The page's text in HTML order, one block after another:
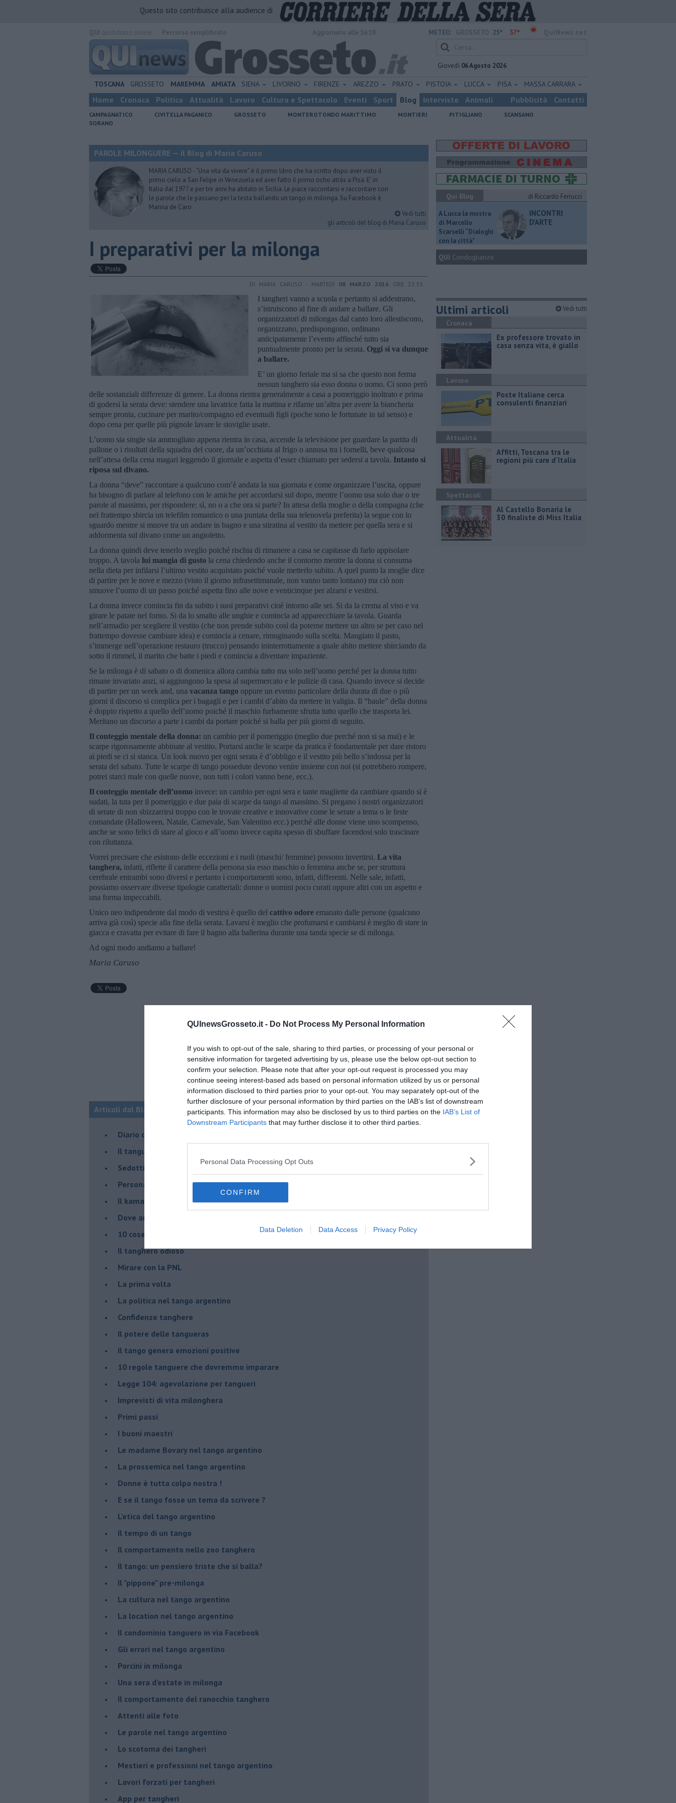
QUInewsGrosseto.it - Do Not Process My Personal Information
If you wish to opt-out of the sale, sharing to third parties, or processing of your personal or
sensitive information for targeted advertising by us, please use the below opt-out section to
confirm your selection. Please note that after your opt-out request is processed you may
continue seeing interest-based ads based on personal information utilized by us or personal
information disclosed to third parties prior to your opt-out. You may separately opt-out of the
further disclosure of your personal information by third parties on the IAB’s list of downstream
participants. This information may also be disclosed by us to third parties on the IAB’s List of
Downstream Participants that may further disclose it to other third parties.
Personal Data Processing Opt Outs
CONFIRM
Data Deletion Data Access Privacy Policy
Questo sito contribuisce alla audience di
METEO: 25° 37°
Giovedì 06 Agosto 2026
TOSCANA GROSSETO MAREMMA AMIATA SIENA LIVORNO FIRENZE AREZZO PRATO PISTOIA LUCCA PISA MASSA CARRARA
Home Cronaca Politica Attualità Lavoro Cultura e Spettacolo Eventi Sport Blog Interviste Animali Pubblicità Contatti
CAMPAGNATICO CIVITELLA PAGANICO GROSSETO MONTEROTONDO MARITTIMO MONTIERI PITIGLIANO
SCANSANO
SORANO
PAROLE MILONGUERE — il Blog di Maria Caruso
MARIA CARUSO - “Una vita da vivere” è il primo libro che ha scritto dopo aver visto il
primo cielo a San Felipe in Venezuela ed aver fatto il primo ocho atràs a Pisa. E' in
Italia dal 1977 e per tre anni ha abitato in Sicilia. Le piace raccontarsi e raccontare con
le parole che le passano per la testa ballando un tango in milonga. Su Facebook è
Marina de Caro
Vedi tutti
gli articoli del blog di Maria Caruso
I preparativi per la milonga
DI MARIA CARUSO - MARTEDÌ 08 MARZO 2016 ORE 22:55
I tangheri vanno a scuola e pertanto si addestrano,
s’istruiscono al fine di andare a ballare. Gli
organizzatori di milongas dal canto loro allestiscono,
organizzano, predispongono, ordinano
anticipatamente l’evento affinché tutto sia
puntualmente pronto per la serata. Oggi si va dunque
a ballare.
E’ un giorno feriale ma si sa che questo non ferma
nessun tanghero sia esso donna o uomo. Ci sono però
delle sostanziali differenze di genere. La donna rientra generalmente a casa a pomeriggio inoltrato e prima
di godersi la serata deve: stendere una lavatrice fatta la mattina e rifarne un’altra per avere la biancheria
sempre pronta, cucinare per marito/compagno ed eventuali figli (poche sono le fortunate in tal senso) e
dopo cena per quelle più pignole lavare le stoviglie usate.
L’uomo sia single sia ammogliato appena rientra in casa, accende la televisione per guardare la partita di
pallone o i risultati della squadra del cuore, da un’occhiata al frigo o annusa tra i fornelli, beve qualcosa
nell’attesa della cena magari leggendo il giornale e aspetta d’esser chiamato per sedersi a tavola. Intanto si
riposa sul divano.
La donna “deve” raccontare a qualcuno com’è andata la sua giornata e come organizzare l’uscita, oppure
ha bisogno di parlare al telefono con le amiche per accordarsi sul dopo, mentre l’uomo usa solo due o tre
parole al massimo, per rispondere: sì, no o a che ora si parte? In attesa della moglie o della compagna (che
nel frattempo sbircia un telefilm romantico o una puntata della sua telenovela preferita) la segue con lo
sguardo mentre si muove tra un andare in bagno e una stiratina al vestito da mettere per quella sera e si
addormenta sul divano come un angioletto.
La donna quindi deve tenerlo sveglio poiché rischia di rimanere a casa se capitasse di farlo appisolare
troppo. A tavola lui mangia di gusto la cena chiedendo anche il contorno mentre la donna si consuma
nella dieta per infilarsi l’ultimo vestito acquistato poiché vuole metterlo subito. A quel punto la moglie dice
di partire per le nove e mezzo (visto il giorno infrasettimanale, non vanno tanto lontano) ma ciò non
smuove l’uomo di un passo poiché aspetta fino alle nove e venticinque per alzarsi e vestirsi.
La donna invece comincia fin da subito i suoi preparativi cioè intorno alle sei. Si da la crema al viso e va
girare le patate nel forno. Si da lo smalto alle unghie e comincia ad apparecchiare la tavola. Guarda
nell’armadio per scegliere il vestito (che non prende subito così da poterne mettere un altro se per caso nel
frattempo dovesse cambiare idea) e comincia a cenare, rimuginando sulla scelta. Mangiato il pasto,
s’immerge nell’operazione restauro (trucco) pensando ininterrottamente a quale abito mettere sbirciando da
sotto il rimmel, il marito che batte i piedi e comincia a diventare impaziente.
Se la milonga è di sabato o di domenica allora cambia tutto ma solo nell’uomo perché per la donna tutto
rimane invariato anzi, si aggiungono la spesa al supermercato e le pulizie di casa. Quando invece si decide
di partire per un week and, una vacanza tango oppure un evento particolare della durata di due o più
giorni il discorso si complica per i bagagli e per i cambi d’abito da mettere in valigia. Il “baule” della donna
è doppio rispetto a quello dell’uomo poiché il maschio furbamente sfrutta tutto quello che trasporta lei.
Meritano un discorso a parte i cambi da portare poiché si balla per più giorni di seguito.
Il conteggio mentale della donna: un cambio per il pomeriggio (meglio due perché non si sa mai) e le
scarpe rigorosamente abbinate al vestito. Portarsi anche le scarpe da pratica è fondamentale per dare ristoro
ai piedi se ci si stanca. Un look nuovo per ogni serata è d’obbligo e il vestito più bello s’indossa per la
serata del sabato. Tutte le scarpe di tango possedute devono venire insieme con noi (si potrebbero rompere,
potrei starci male con quelle nuove, non tutti i colori vanno bene, ecc.).
Il conteggio mentale dell’uomo invece: un cambio per ogni sera e tante magliette da cambiare quando si è
sudati, la tuta per il pomeriggio e due paia di scarpe da tango al massimo. Si pregano i nostri organizzatori
di serate di non sbizzarrirsi troppo con le trovate creative e innovative come le serate a tema o le feste
comandate (Halloween, Natale, Carnevale, San Valentino ecc.) perché alle donne viene uno scompenso,
anche se sono felici di stare al gioco e all’uomo invece capita spesso di sbuffare facendosi solo trascinare
con riluttanza.
Vorrei precisare che esistono delle eccezioni e i ruoli (maschi/ femmine) possono invertirsi. La vita
tanghera, infatti, riflette il carattere della persona sia esso maschio o femmina anche se, per struttura
cerebrale entrambi sono diversi e pertanto i comportamenti sono, infatti, differenti. Nelle sale, infatti,
possiamo osservare diverse tipologie caratteriali: donne o uomini poco curati oppure altri con un aspetto e
una forma impeccabili.
Unico neo indipendente dal modo di vestirsi è quello del cattivo odore emanato dalle persone (qualcuno
arriva già così) specie alla fine della serata. Lavarsi è meglio che profumarsi e cambiarsi è meglio di stare in
giacca e cravatta per evitare di fare il bagno alla ballerina durante una tanda specie se di milonga.
Ad ogni modo andiamo a ballare!
Maria Caruso
Articoli dal Blog “Parole milonguere” di Maria Caruso
Diario di una tanghera
Il tanguero che entra in pista
Sedotti e abbandonati nel tango argentino
Personalità tanguera
Il kamasutango
Dove andiamo stasera?
10 cose da non dire a fine tanda
Il tanghero odioso
Mirare con la PNL
La prima volta
La politica nel tango argentino
Confidenze tanghere
Il potere delle tangueras
Il tango genera emozioni positive
10 regole tanguere che dovremmo imparare
Legge 104: agevolazione per tangueri
Imprevisti di vita milonghera
Primi passi
I buoni maestri
Le madame Bovary nel tango argentino
La prossemica nel tango argentino
Donne è tutta colpa nostra !
E se il tango fosse un tema da scrivere ?
L'etica del tango argentino
Il tempo di un tango
Il comportamento nello zoo tanghero
Il tango: un pensiero triste che si balla?
Il "pippone" pre-milonga
La cultura nel tango argentino
La location nel tango argentino
Il condominio tanguero in via Facebook
Gli errori nel tango argentino
Porcini in milonga
Una sera d'estate in milonga
Il comportamento del ranocchio tanghero
Attenti alle foto
Le parole nel tango argentino
Lo scotoma dei tangheri
Mestieri e professioni nel tango argentino
Lavori forzati per tangheri
App per tangheri
Qui Blog
di Riccardo Ferrucci
A Lucca la mostra
di Marcello
Scarselli “Dialoghi
con la città"
INCONTRI
D'ARTE
QUI Condoglianze
Ultimi articoli Vedi tutti
Cronaca
Ex professore trovato in
casa senza vita, è giallo
Lavoro
Poste Italiane cerca
consulenti finanziari
Attualità
Affitti, Toscana tra le
regioni più care d'Italia
Spettacoli
Al Castello Bonaria le
30 finaliste di Miss Italia